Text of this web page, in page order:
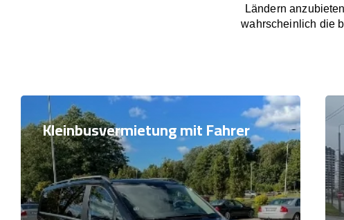
Ländern
wahrscheinlich die
Kleinbusvermietung mit Fahrer